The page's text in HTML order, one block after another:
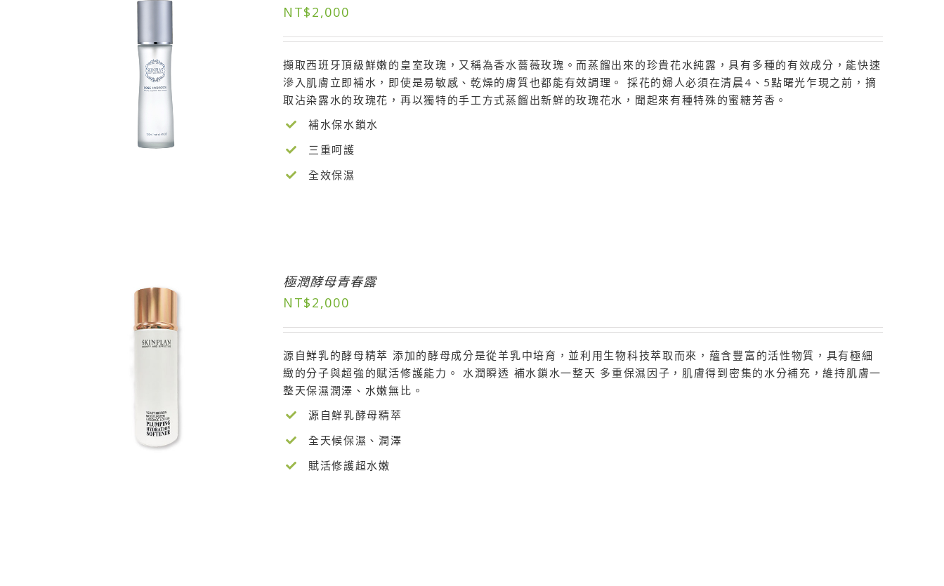
NT$2,000
擷取西班牙頂級鮮嫩的皇室玫瑰，又稱為香水薔薇玫瑰。而蒸餾出來的珍貴花水純露，具有多種的有效成分，能快速
滲入肌膚立即補水，即使是易敏感、乾燥的膚質也都能有效調理。 採花的婦人必須在清晨4、5點曙光乍現之前，摘
取沾染露水的玫瑰花，再以獨特的手工方式蒸餾出新鮮的玫瑰花水，聞起來有種特殊的蜜糖芳香。
補水保水鎖水
三重呵護
全效保濕
極潤酵母青春露
NT$2,000
源自鮮乳的酵母精萃 添加的酵母成分是從羊乳中培育，並利用生物科技萃取而來，蘊含豐富的活性物質，具有極細
緻的分子與超強的賦活修護能力。 水潤瞬透 補水鎖水一整天 多重保濕因子，肌膚得到密集的水分補充，維持肌膚一
整天保濕潤澤、水嫩無比。
源自鮮乳酵母精萃
全天候保濕、潤澤
賦活修護超水嫩